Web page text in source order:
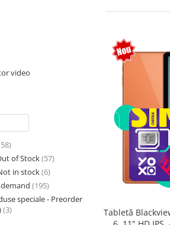
video
of Stock(57)
in stock(6)
(195)
speciale - Preorder
(3)
Tabletă